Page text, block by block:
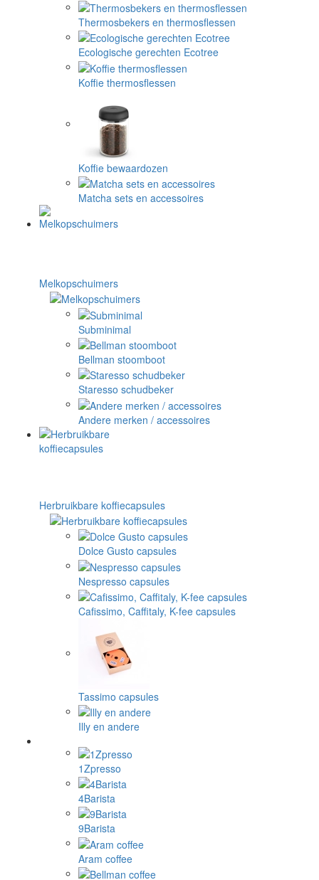
Thermosbekers en thermosflessen
Ecologische gerechten Ecotree
Koffie thermosflessen
Koffie bewaardozen
Matcha sets en accessoires
Melkopschuimers
Subminimal
Bellman stoomboot
Staresso schudbeker
Andere merken / accessoires
Herbruikbare koffiecapsules
Dolce Gusto capsules
Nespresso capsules
Cafissimo, Caffitaly, K-fee capsules
Tassimo capsules
Illy en andere
1Zpresso
4Barista
9Barista
Aram coffee